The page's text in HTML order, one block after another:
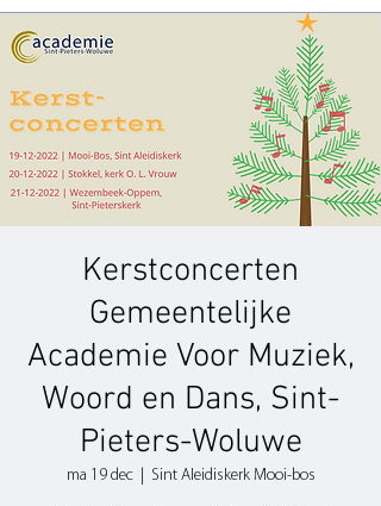
Kerstconcerten
Gemeentelijke
Academie Voor Muziek,
Woord en Dans, Sint-
Pieters-Woluwe
ma 19 dec
  |
Sint Aleidiskerk Mooi-bos